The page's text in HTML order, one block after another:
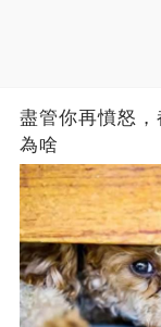
盡管你再憤怒
為啥